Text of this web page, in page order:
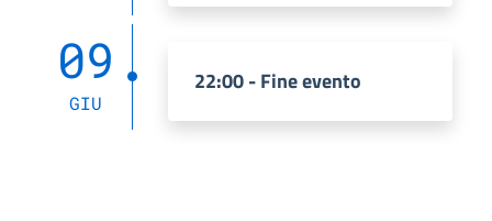
09
GIU
22:00 - Fine evento